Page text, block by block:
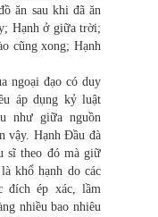
ăn sau khi đã ăn
Hạnh ở giữa trời;
cũng xong; Hạnh
ngoại đạo có duy
áp dụng kỷ luật
như giữa nguồn
vậy. Hạnh Đầu đà
sĩ theo đó mà giữ
khổ hạnh do các
đích ép xác, lầm
nhiều bao nhiêu